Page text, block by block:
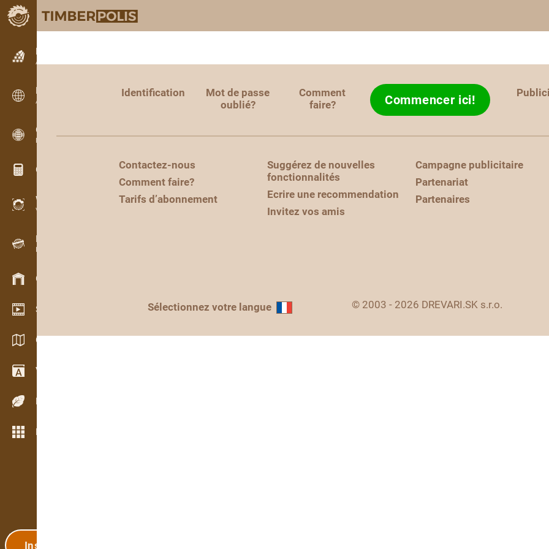
Petites annonces
Annonces texte
Petites annonces
Annonces internationales
OPTI-TIMB
Plans de débit
Calculateurs pour le bois
WoodProfi
Volume de bois avec IA
Enregistreur
Inventaire du bois sur le terrain
Gestion du stock
Schowroom vidéo
Catalogues / Brochures
Vocabulaire
Espèces de bois
Plus de fonctions
Inscription
Identification
Mot de passe
oublié?
Comment
faire?
Commencer ici!
Contactez-nous
Comment faire?
Tarifs d’abonnement
Suggérez de nouvelles
fonctionnalités
Ecrire une recommendation
Invitez vos amis
Campagne publicitaire
Partenariat
Partenaires
Sélectionnez votre langue © 2003 - 2026 DREVARI.SK s.r.o.